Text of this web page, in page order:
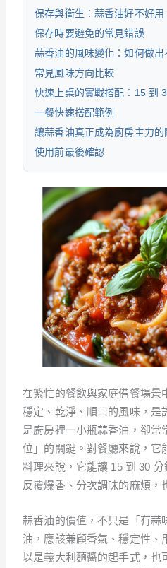
保存與衛生：蒜香油好不好用
保存時要避免的常見錯誤
蒜香油的風味變化：如何做
常見風味方向比較
快速上桌的實戰搭配：15 到
一餐快速搭配範例
讓蒜香油真正成為廚房主力的
使用前最後確認
在繁忙的餐飲與家庭備餐場景
穩定、乾淨、順口的風味，是
是廚房裡一小瓶蒜香油，卻常
位」的關鍵。對餐廳來說，它
料理來說，它能讓 15 到 30
反覆爆香、分次調味的麻煩，
蒜香油的價值，不只是「有蒜
油，應該兼顧香氣、穩定性、
以是義大利麵醬的起手式，也